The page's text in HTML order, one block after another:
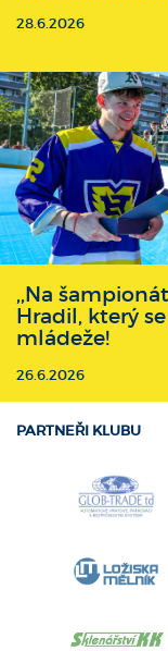
28.6.2026
,,Na
Hradil, který
mládeže!
26.6.2026
PARTNEŘI KLUBU